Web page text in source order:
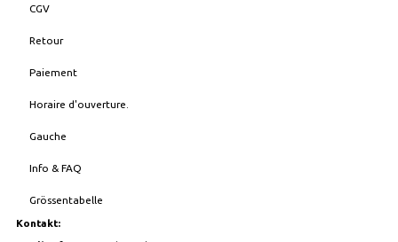
CGV
Retour
Paiement
Horaire d'ouverture.
Gauche
Info & FAQ
Grössentabelle
Kontakt: